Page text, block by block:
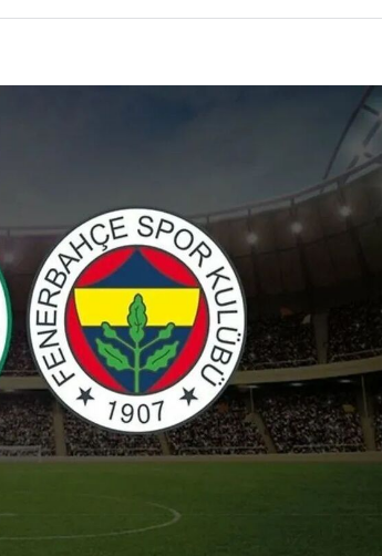
Kritik toplantıya günler